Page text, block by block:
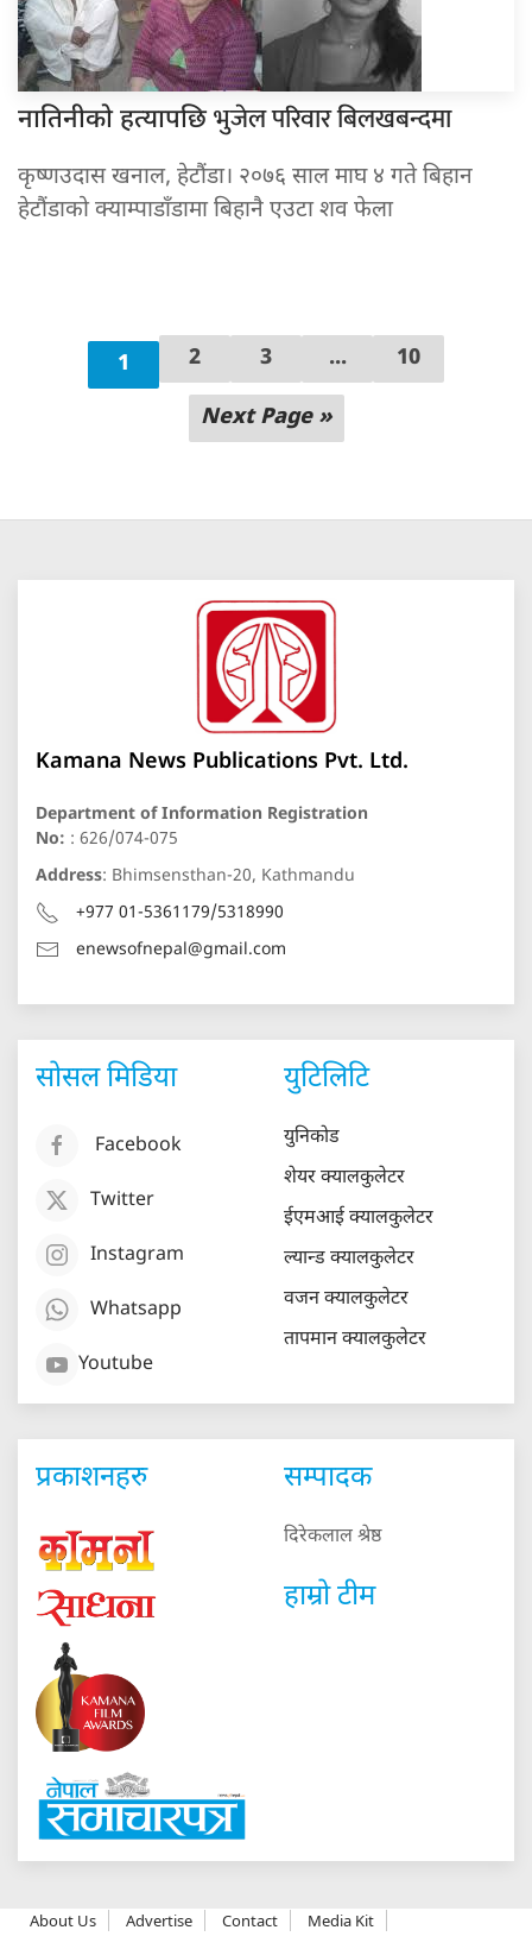
नातिनीको हत्यापछिभुजेल परिवार बिलखबन्दमा
कृष्णउदास खनाल, हेटौंडा। २०७६ साल माघ ४ गते बिहान
हेटौंडाको क्याम्पाडाँडामा बिहानै एउटा शव फेला
1 2 3 ... 10
Next Page »
Kamana News Publications Pvt. Ltd.
Department of Information Registration
No: : 626/074-075
Address: Bhimsensthan-20, Kathmandu
+977 01-5361179/5318990
enewsofnepal@gmail.com
सोसल मिडिया
Facebook
Twitter
Instagram
Whatsapp
Youtube
युटिलिटि
युनिकोड
शेयर क्यालकुलेटर
ईएमआई क्यालकुलेटर
ल्यान्ड क्यालकुलेटर
वजन क्यालकुलेटर
तापमान क्यालकुलेटर
प्रकाशनहरु सम्पादक
दिरेकलाल श्रेष्ठ
हाम्रो टीम
About Us Advertise Contact Media Kit